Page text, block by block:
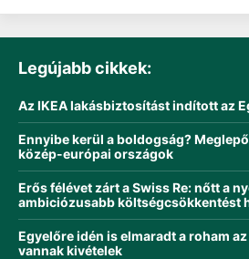
Legújabb cikkek:
Az IKEA lakásbiztosítást indított az
Ennyibe kerül a boldogság?
közép-európai országok
Erős félévet zárt a Swiss Re: nőtt a
ambiciózusabb költségcsökkentést
Egyelőre idén is elmaradt a roham
vannak kivételek